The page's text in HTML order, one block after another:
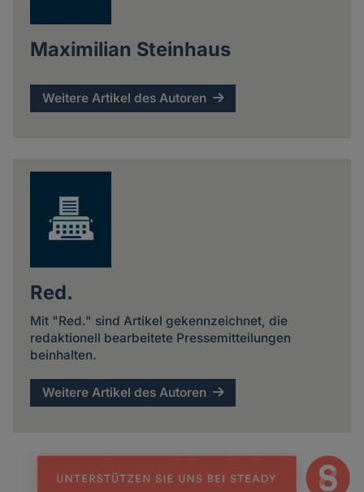
Maximilian Steinhaus
Weitere Artikel des Autoren
Red.
Mit "Red." sind Artikel gekennzeichnet, die
redaktionell bearbeitete Pressemitteilungen
beinhalten.
Weitere Artikel des Autoren